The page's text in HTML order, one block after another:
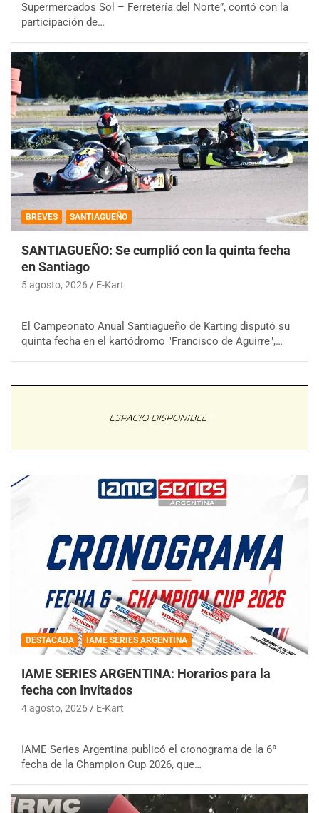
Supermercados Sol – Ferretería del Norte”, contó con la
participación de…
BREVES SANTIAGUEÑO
SANTIAGUEÑO: Se cumplió con la quinta fecha
en Santiago
5 agosto, 2026 E-Kart
El Campeonato Anual Santiagueño de Karting disputó su
quinta fecha en el kartódromo "Francisco de Aguirre",…
DESTACADA IAME SERIES ARGENTINA
IAME SERIES ARGENTINA: Horarios para la
fecha con Invitados
4 agosto, 2026 E-Kart
IAME Series Argentina publicó el cronograma de la 6ª
fecha de la Champion Cup 2026, que…